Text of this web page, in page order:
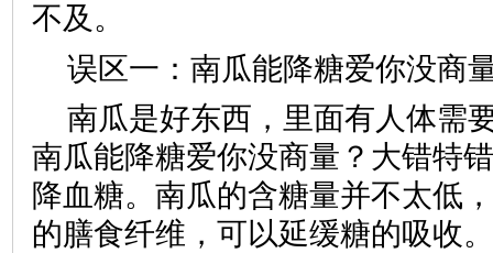
不及。
误区一：南瓜能降糖爱你没商
南瓜是好东西，里面有人体需
南瓜能降糖爱你没商量？大错特
降血糖。南瓜的含糖量并不太低
的膳食纤维，可以延缓糖的吸收